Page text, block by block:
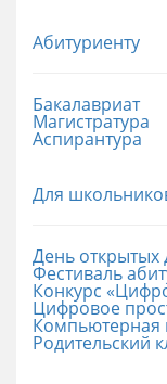
Абитуриенту
Бакалавриат
Магистратура
Аспирантура
Для
День открытых
Фестиваль
Конкурс
Цифровое
Компьютерная
Родительский